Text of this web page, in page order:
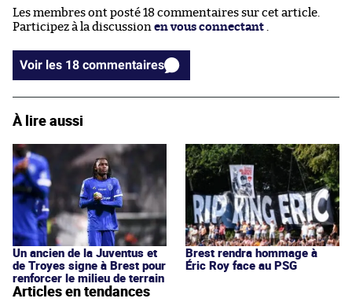
Les membres ont posté 18 commentaires sur cet article.
Participez à la discussion en vous connectant
Voir les 18 commentaires
À lire aussi
Un ancien de la Juventus et
de Troyes signe à Brest pour
renforcer le milieu de terrain
Brest rendra hommage à
Éric Roy face au PSG
Articles en tendances